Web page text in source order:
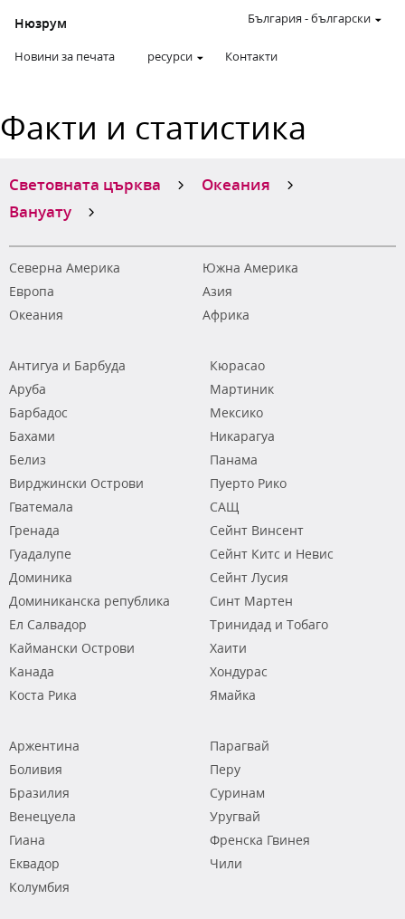
Нюзрум
Новини за печата ресурси Контакти
България -български
Факти и статистика
Световната църква
Океания
Вануату
Северна Америка
Южна Америка
Европа
Азия
Океания
Африка
Антигуа и Барбуда
Аруба
Барбадос
Бахами
Белиз
Вирджински Острови
Гватемала
Гренада
Гуадалупе
Доминика
Доминиканска република
Ел Салвадор
Каймански Острови
Канада
Коста Рика
Кюрасао
Мартиник
Мексико
Никарагуа
Панама
Пуерто Рико
САЩ
Сейнт Винсент
Сейнт Китс и Невис
Сейнт Лусия
Синт Мартен
Тринидад и Тобаго
Хаити
Хондурас
Ямайка
Аржентина
Боливия
Бразилия
Венецуела
Гиана
Еквадор
Колумбия
Парагвай
Перу
Суринам
Уругвай
Френска Гвинея
Чили